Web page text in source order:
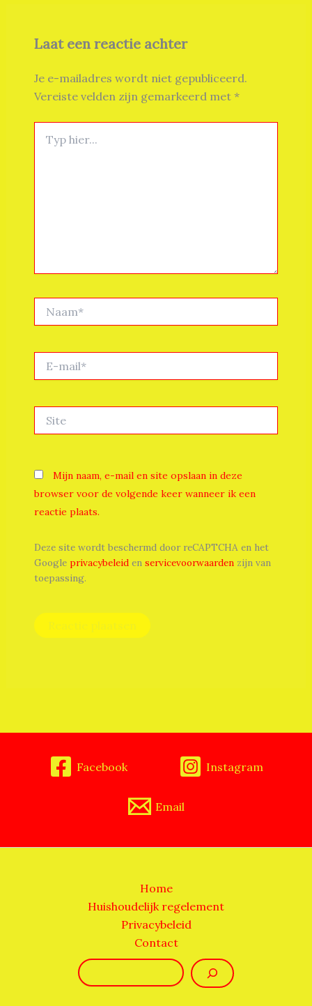
Laat een reactie achter
Je e-mailadres wordt niet gepubliceerd.
Vereiste velden zijn gemarkeerd met *
hier...
mail*
Mijn naam, e-mail en site opslaan in deze
browser voor de volgende keer wanneer ik een
reactie plaats.
Deze site wordt beschermd door reCAPTCHA en het
Google privacybeleiden servicevoorwaardenzijn van
toepassing.
Facebook Instagram
Email
Home
Huishoudelijk regelement
Privacybeleid
Contact
Zoeken